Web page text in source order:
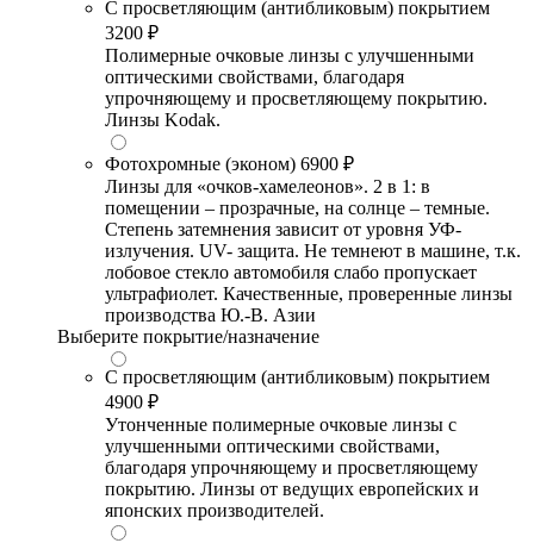
С просветляющим (антибликовым) покрытием
3200 ₽
Полимерные очковые линзы с улучшенными
оптическими свойствами, благодаря
упрочняющему и просветляющему покрытию.
Линзы Kodak.
Фотохромные (эконом) 6900 ₽
Линзы для «очков-хамелеонов». 2 в 1: в
помещении – прозрачные, на солнце – темные.
Степень затемнения зависит от уровня УФ-
излучения. UV- защита. Не темнеют в машине, т.к.
лобовое стекло автомобиля слабо пропускает
ультрафиолет. Качественные, проверенные линзы
производства Ю.-В. Азии
Выберите покрытие/назначение
С просветляющим (антибликовым) покрытием
4900 ₽
Утонченные полимерные очковые линзы с
улучшенными оптическими свойствами,
благодаря упрочняющему и просветляющему
покрытию. Линзы от ведущих европейских и
японских производителей.